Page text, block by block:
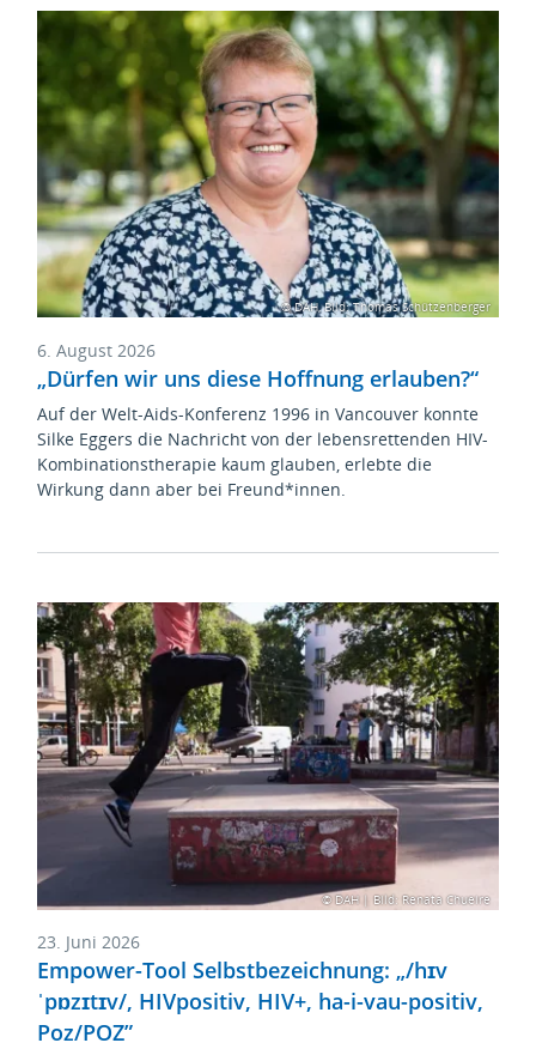
© DAH, Bild: Thomas Schützenberger
6. August 2026
„Dürfen wir uns diese Hoffnung erlauben?“
Auf der Welt-Aids-Konferenz 1996 in Vancouver konnte
Silke Eggers die Nachricht von der lebensrettenden HIV-
Kombinationstherapie kaum glauben, erlebte die
Wirkung dann aber bei Freund*innen.
© DAH | Bild: Renata Chueire
23. Juni 2026
Empower-Tool Selbstbezeichnung: „/hɪv
ˈpɒzɪtɪv/, HIVpositiv, HIV+, ha-i-vau-positiv,
Poz/POZ”